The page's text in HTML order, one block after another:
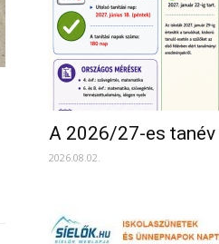
A 2026/27-es tanév
2026.08.02.